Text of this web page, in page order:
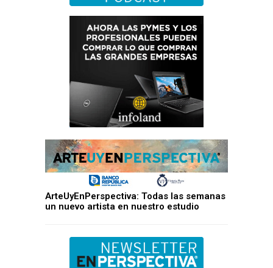
ArteUyEnPerspectiva: Todas las semanas
un nuevo artista en nuestro estudio